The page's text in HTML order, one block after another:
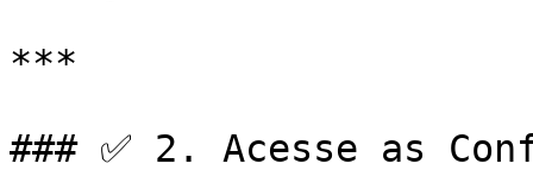
***
### ✅ 2. Acesse as